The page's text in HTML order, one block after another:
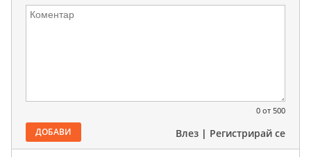
0 от 500
ДОБАВИ Влез | Регистрирай се